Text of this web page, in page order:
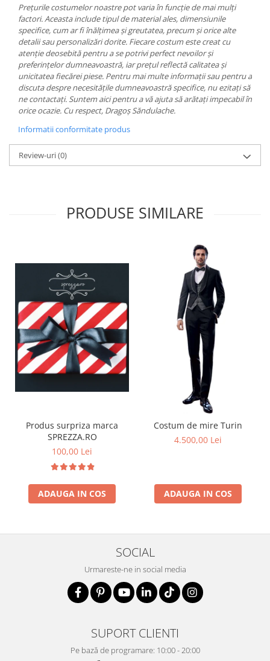
Prețurile costumelor noastre pot varia în funcție de mai mulți
factori. Aceasta include tipul de material ales, dimensiunile
specifice, cum ar fi înălțimea și greutatea, precum și orice alte
detalii sau personalizări dorite. Fiecare costum este creat cu
atenție deosebită pentru a se potrivi perfect nevoilor și
preferințelor dumneavoastră, iar prețul reflectă calitatea și
unicitatea fiecărei piese. Pentru mai multe informații sau pentru a
discuta despre necesitățile dumneavoastră specifice, nu ezitați să
ne contactați. Suntem aici pentru a vă ajuta să arătați impecabil în
orice ocazie. Cu respect, Dragoș Săndulache.
Informatii conformitate produs
Review-uri(0)
PRODUSE SIMILARE
Produs surpriza marca
SPREZZA.RO
100,00 Lei
ADAUGA IN COS
Costum de mire Turin
4.500,00 Lei
ADAUGA IN COS
SOCIAL
Urmareste-ne in social media
SUPORT CLIENTI
Pe bază de programare: 10:00 - 20:00